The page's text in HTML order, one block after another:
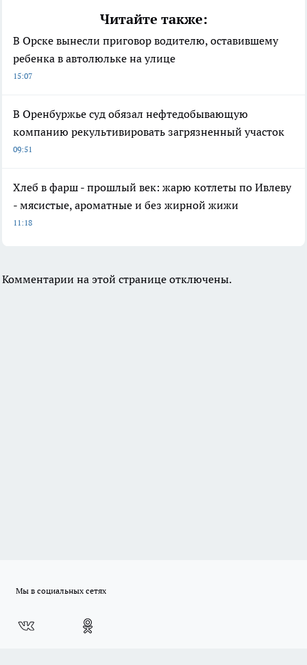
Читайте также:
В Орске вынесли приговор водителю, оставившему
ребенка в автолюльке на улице
15:07
В Оренбуржье суд обязал нефтедобывающую
компанию рекультивировать загрязненный участок
09:51
Хлеб в фарш - прошлый век: жарю котлеты по Ивлеву
- мясистые, ароматные и без жирной жижи
11:18
Комментарии на этой странице отключены.
Мы в социальных сетях